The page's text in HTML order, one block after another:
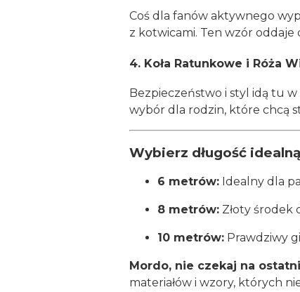
Coś dla fanów aktywnego
z kotwicami. Ten wzór
4. Koła Ratunkowe i Róża
Bezpieczeństwo i styl idą tu
wybór dla rodzin, które chcą
Wybierz długość
6 metrów: Idealny dla
8 metrów: Złoty środek
10 metrów: Prawdziwy
Mordo, nie czekaj na
materiałów i wzory, których